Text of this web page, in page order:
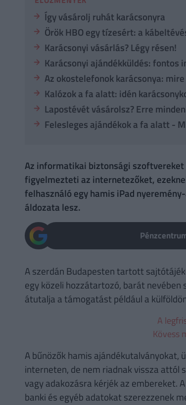
Így vásárolj ruhát karácsonyra
Örök HBO egy tízesért: a
Karácsonyi vásárlás? Légy résen!
Karácsonyi ajándékküldés: fontos
Az okostelefonok karácsonya:
Kalózok a fa alatt: idén
Lapostévét vásárolsz? Erre
Felesleges ajándékok a fa alatt -
Az informatikai biztonsági
figyelmezteti az internetezőket,
felhasználó egy hamis iPad
áldozata lesz.
A szerdán Budapesten tartott
egy közeli hozzátartozó, barát
átutalja a támogatást például a
A
Kövess
A bűnözők hamis ajándékutalványokat,
interneten, de nem riadnak vissza attól
vagy adakozásra kérjék az embereket.
banki és egyéb adatokat szerezzenek